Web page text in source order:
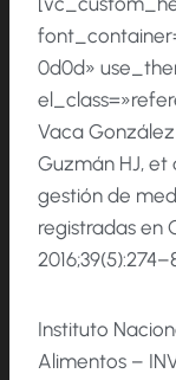
0d0d»
Vaca
Guzmán HJ, et
gestión de
registradas en
Instituto
Alimentos –